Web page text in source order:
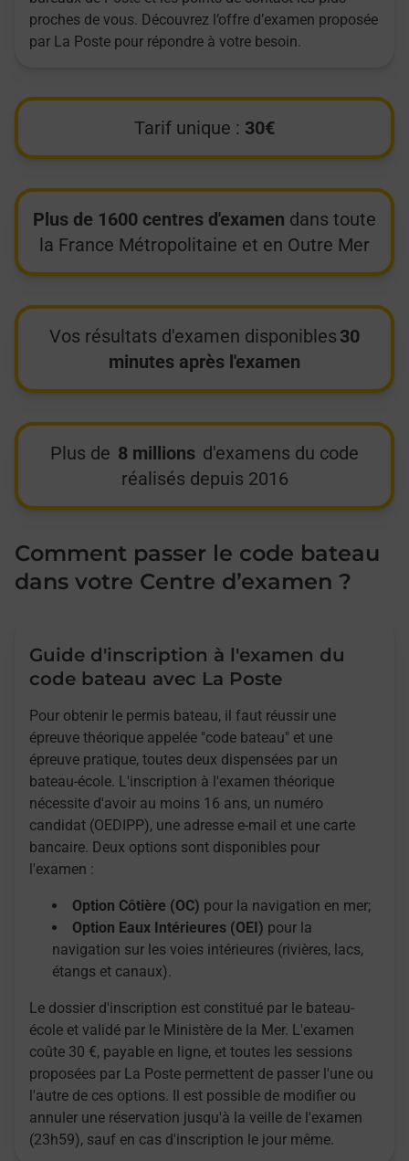
proches de vous. Découvrez l’offre d’examen proposée
par La Poste pour répondre à votre besoin.
Tarif unique : 30€
Plus de 1600 centres d'examen dans toute
la France Métropolitaine et en Outre Mer
Vos résultats d'examen disponibles 30
minutes après l'examen
Plus de 8 millions d'examens du code
réalisés depuis 2016
Comment passer le code bateau
dans votre Centre d’examen ?
Guide d'inscription à l'examen du
code bateau avec La Poste
Pour obtenir le permis bateau, il faut réussir une
épreuve théorique appelée "code bateau" et une
épreuve pratique, toutes deux dispensées par un
bateau-école. L'inscription à l'examen théorique
nécessite d'avoir au moins 16 ans, un numéro
candidat (OEDIPP), une adresse e-mail et une carte
bancaire. Deux options sont disponibles pour
l'examen :
Option Côtière (OC) pour la navigation en mer;
Option Eaux Intérieures (OEI) pour la
navigation sur les voies intérieures (rivières, lacs,
étangs et canaux).
Le dossier d'inscription est constitué par le bateau-
école et validé par le Ministère de la Mer. L'examen
coûte 30 €, payable en ligne, et toutes les sessions
proposées par La Poste permettent de passer l'une ou
l'autre de ces options. Il est possible de modifier ou
annuler une réservation jusqu'à la veille de l'examen
(23h59), sauf en cas d'inscription le jour même.